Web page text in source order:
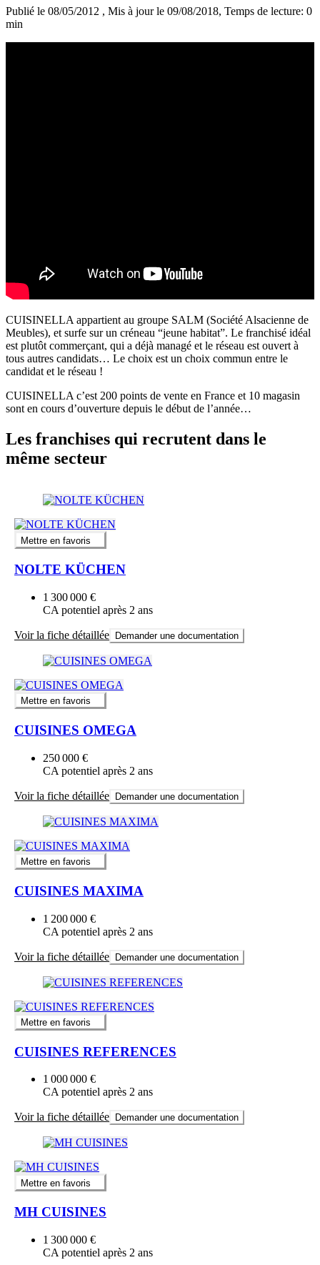
Publié le 08/05/2012 , Mis à jour le 09/08/2018, Temps de lecture: 0
min
CUISINELLA appartient au groupe SALM (Société Alsacienne de
Meubles), et surfe sur un créneau “jeune habitat”. Le franchisé idéal
est plutôt commerçant, qui a déjà managé et le réseau est ouvert à
tous autres candidats… Le choix est un choix commun entre le
candidat et le réseau !
CUISINELLA c’est 200 points de vente en France et 10 magasin
sont en cours d’ouverture depuis le début de l’année…
Les franchises qui recrutent dans le
même secteur
Mettre en favoris
NOLTE KÜCHEN
1 300 000 €
CA potentiel après 2 ans
Voir la fiche détaillée Demander une documentation
Mettre en favoris
CUISINES OMEGA
250 000 €
CA potentiel après 2 ans
Voir la fiche détaillée Demander une documentation
Mettre en favoris
CUISINES MAXIMA
1 200 000 €
CA potentiel après 2 ans
Voir la fiche détaillée Demander une documentation
Mettre en favoris
CUISINES REFERENCES
1 000 000 €
CA potentiel après 2 ans
Voir la fiche détaillée Demander une documentation
Mettre en favoris
MH CUISINES
1 300 000 €
CA potentiel après 2 ans